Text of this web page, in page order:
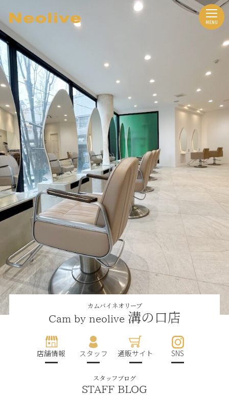
カムバイネオリーブ
Cam by neolive 溝の口店
店舗情報 スタッフ 通販サイト SNS
スタッフブログ
STAFF BLOG